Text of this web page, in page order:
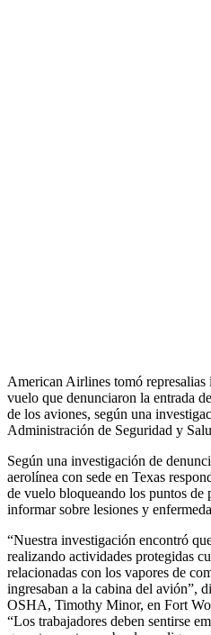
American Airlines tomó represalias
vuelo que denunciaron la entrada
de los aviones, según una
Administración de Seguridad y
Según una investigación de
aerolínea con sede en Texas
de vuelo bloqueando los puntos de
informar sobre lesiones y
“Nuestra investigación encontró
realizando actividades protegidas
relacionadas con los vapores de
ingresaban a la cabina del avión”,
OSHA, Timothy Minor, en Fort
“Los trabajadores deben sentirse